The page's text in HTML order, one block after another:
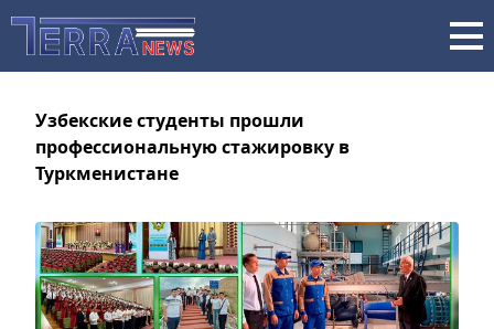
Узбекские студенты прошли
профессиональную стажировку в
Туркменистане